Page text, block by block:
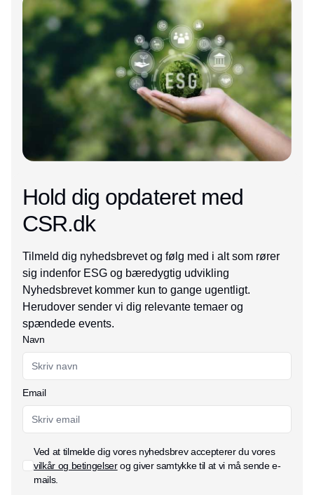
Hold dig opdateret med
CSR.dk
Tilmeld dig nyhedsbrevet og følg med i alt som rører
sig indenfor ESG og bæredygtig udvikling
Nyhedsbrevet kommer kun to gange ugentligt.
Herudover sender vi dig relevante temaer og
spændede events.
Navn
Email
Ved at tilmelde dig vores nyhedsbrev accepterer du vores
vilkår og betingelserog giver samtykke til at vi må sende e-
mails.